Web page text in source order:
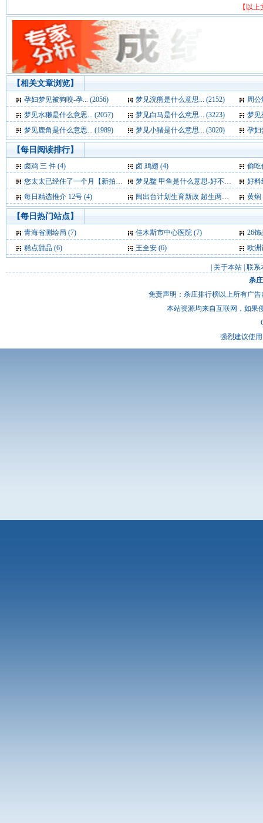
【以
【相关文章浏览】
孕妇梦见被狗咬-孕... (2056) 梦见浣熊是什么意思... (2152)
周公
梦见水獭是什么意思... (2057)
梦见白马是什么意思... (3223)
梦见
梦见鹿角是什么意思... (1989)
梦见小猪是什么意思... (3020) 孕妇
【每日阅读排行】
卤鸡 三 件 (4) 卤 鸡翅 (4)
偷吃
您太太已经住了一个月【新拍报每日一笑】 (4)
梦见鳖 甲鱼是什么意思-好不好-代表什么-周公解梦 (4)
好料
每日精选推介 12号 (4)
闽出台计划生育新政 超生两年未被发现不处罚 (3) 黄焖
【每日热门站点】
青海省测绘局 (7) 佳木斯市中心医院 (7)
26
糕点甜品 (6) 王全安 (6) 欧洲
关于本站 联系
杀
免责声明：杀庄排行榜以上所有广
本站资源均来自互联网，如果
强烈建议使